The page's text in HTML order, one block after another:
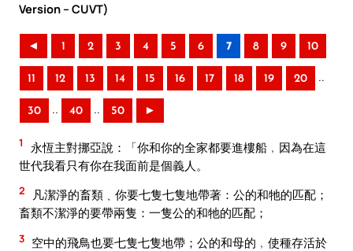
Version – CUVT)
◄ 1 2 3 4 5 6 7 8 9 10
11 12 13 14 15 16 17 18 19 20 ..
30 .. 40 .. 50 ►
1
永恆主對挪亞說：「你和你的全家都要進樓船﹐因為在這
世代我看只有你在我面前是個義人。
2
凡潔淨的畜類﹑你要七隻七隻地帶著：公的和牠的匹配；
畜類不潔淨的要帶兩隻：一隻公的和牠的匹配；
3 空中的飛鳥也要七隻七隻地帶；公的和母的﹐使種存活於